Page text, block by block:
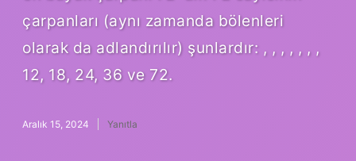
çarpanları (aynı zamanda bölenleri
olarak da adlandırılır) şunlardır: , , , , , , ,
12, 18, 24, 36 ve 72.
Aralık 15, 2024 Yanıtla